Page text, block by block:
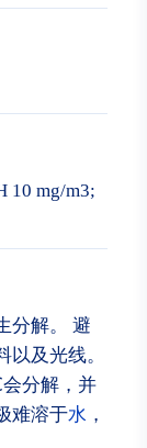
10 mg/m3;
分解。 避
及光线。
分解，并
难溶于水 ，